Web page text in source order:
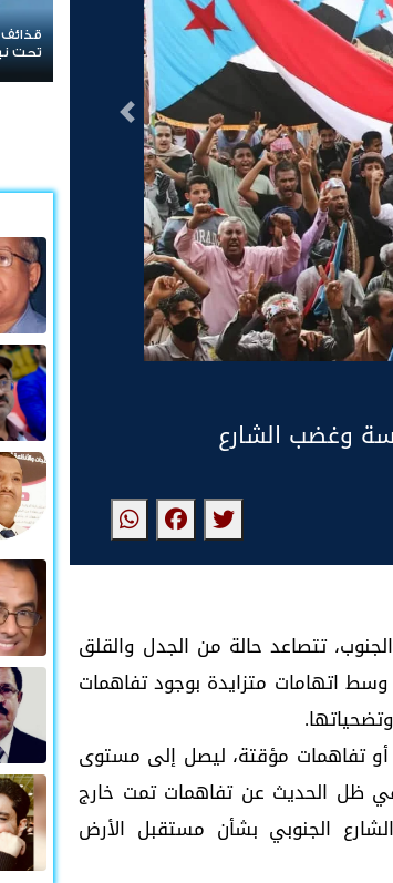
التالى
وغضب الشارع
تتصاعد حالة من الجدل والقلق
وسط اتهامات متزايدة بوجود تفاهمات
تفاهمات مؤقتة، ليصل إلى مستوى
ظل الحديث عن تفاهمات تمت خارج
الجنوبي بشأن مستقبل الأرض